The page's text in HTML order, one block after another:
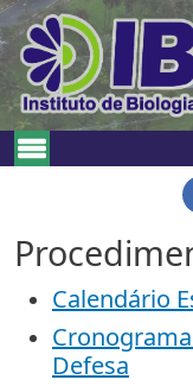
Pular para o
Navegação
Calendário
Defesa